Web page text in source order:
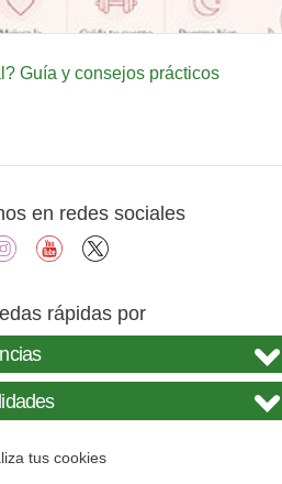
Guía y consejos prácticos
en redes sociales
instagramyoutube
rápidas por
tus cookies